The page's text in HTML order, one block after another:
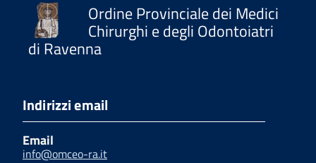
Ordine Provinciale dei Medici
Chirurghi e degli Odontoiatri
di Ravenna
Indirizzi email
Email
info@omceo-ra.it